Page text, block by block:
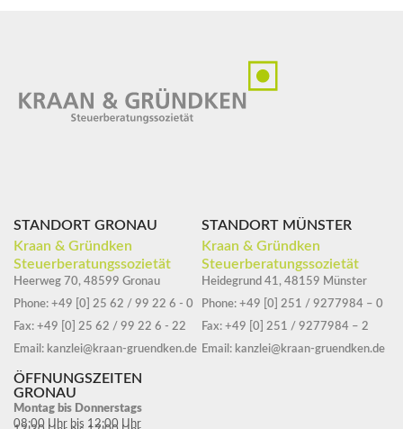
STANDORT GRONAU
Kraan & Gründken
Steuerberatungssozietät
Heerweg 70, 48599 Gronau
Phone: +49 [0] 25 62 / 99 22 6 - 0
Fax: +49 [0] 25 62 / 99 22 6 - 22
Email: kanzlei@kraan-gruendken.de
ÖFFNUNGSZEITEN
GRONAU
Montag bis Donnerstags
08:00 Uhr bis 12:00 Uhr
STANDORT MÜNSTER
Kraan & Gründken
Steuerberatungssozietät
Heidegrund 41, 48159 Münster
Phone: +49 [0] 251 / 9277984 – 0
Fax: +49 [0] 251 / 9277984 – 2
Email: kanzlei@kraan-gruendken.de